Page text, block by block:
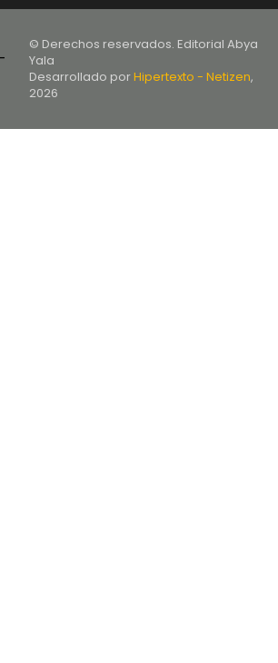
© Derechos reservados. Editorial Abya
Yala
Desarrollado porHipertexto - Netizen,
2026